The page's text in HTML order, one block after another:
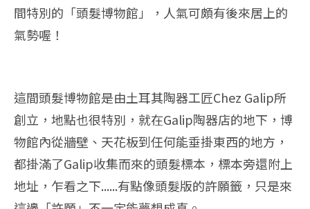
間特別的「頭髮博物館」，人氣可頗有後來居上的
氣勢喔！
這間頭髮博物館是由土耳其陶器工匠Chez Galip所
創立，地點也很特別，就在Galip陶器店的地下，博
物館內從牆壁、天花板到任何能垂掛東西的地方，
都掛滿了Galip收集而來的頭髮標本，標本旁還附上
地址，乍看之下......有點像頭髮版的許願籤，只是來